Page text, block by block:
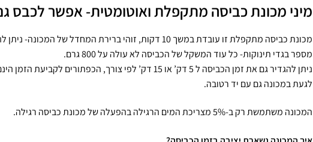
מיני מכונת כביסה מתקפלת ואוטומטית- אפשר לכבס
מספר בגדי תינוקות- כל עוד המשקל של הכביסה לא עולה על 800 גרם.
ניתן להגדיר גם את זמן הכביסה ל 5 דק’ או 15 דק’ לפי צורך,
לגעת במכונה גם עם יד רטובה.
המכונה משתמשת רק ב-5% מצריכת המים הרגילה בהפעלה של מכונת כביסה רגילה.